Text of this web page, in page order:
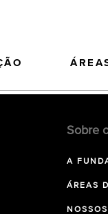
Sobre
A
ÁREAS